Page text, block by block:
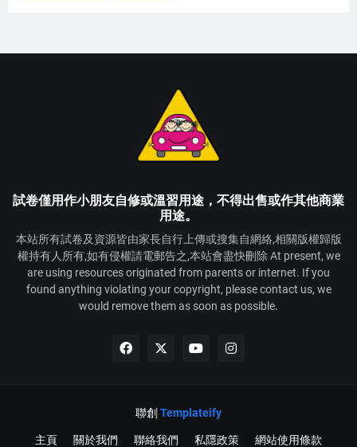
試卷僅用作小朋友自修或溫習用途，不得出售或作其他商業
用途。
本站所有試卷及資源皆由家長自行上傳或搜集自網絡,相關版權歸版
權持有人所有,如有侵權請電郵告之,本站會盡快刪除 At present, we
are using resources originated from parents or internet. If you
found anything violating your copyright, please contact us, we
would remove them as soon as possible.
聯創 Templateify
主頁 關於我們 聯絡我們 私隱政策 網站使用條款